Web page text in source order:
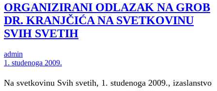
ORGANIZIRANI ODLAZAK NA GROB
DR. KRANJČIĆA NA SVETKOVINU
SVIH SVETIH
admin
1. studenoga 2009.
Na svetkovinu Svih svetih, 1. studenoga 2009., izaslanstvo